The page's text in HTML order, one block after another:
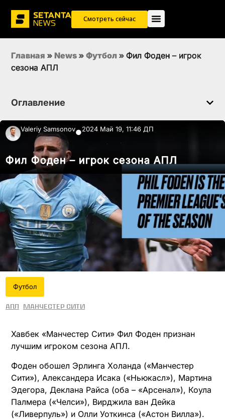
Смотреть сейчас
Главная » News » Футбол » Фил Фоден – игрок
сезона АПЛ
Оглавление
Valeriy Samsonov●2024 Май 19, 11:46 ДП
Фил Фоден – игрок сезона АПЛ
Футбол
АПЛ Манчестер Сити
Хавбек «Манчестер Сити» Фил Фоден признан
лучшим игроком сезона АПЛ.
Фоден обошел Эрлинга Холанда («Манчестер
Сити»), Александера Исака («Ньюкасл»), Мартина
Эдегора, Деклана Райса (оба – «Арсенал»), Коула
Палмера («Челси»), Вирджила ван Дейка
(«Ливерпуль») и Олли Уоткинса («Астон Вилла»).